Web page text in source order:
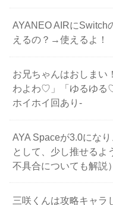
AYANEO AIRにSwitch
えるの？→使えるよ！
お兄ちゃんはおしまい
わよわ♡」「ゆるゆる
ホイホイ回あり-
AYA Spaceが3.0にな
として、少し推せるよ
不具合についても解説）
三咲くんは攻略キャラ